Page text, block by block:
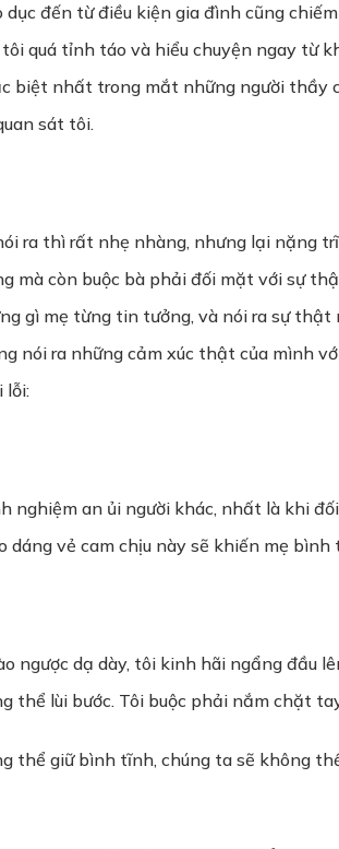
dục đến từ điều kiện gia đình cũng
quá tỉnh táo và hiểu chuyện ngay từ
biệt nhất trong mắt những người thầy
sát tôi.
ra thì rất nhẹ nhàng, nhưng lại nặng
mà còn buộc bà phải đối mặt với sự
gì mẹ từng tin tưởng, và nói ra sự
nói ra những cảm xúc thật của mình
lỗi:
nghiệm an ủi người khác, nhất là khi
dáng vẻ cam chịu này sẽ khiến mẹ
ngược dạ dày, tôi kinh hãi ngẩng đầu
thể lùi bước. Tôi buộc phải nắm chặt
thể giữ bình tĩnh, chúng ta sẽ không